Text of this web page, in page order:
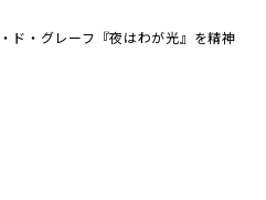
ド・グレーフ『夜はわが光』を精神